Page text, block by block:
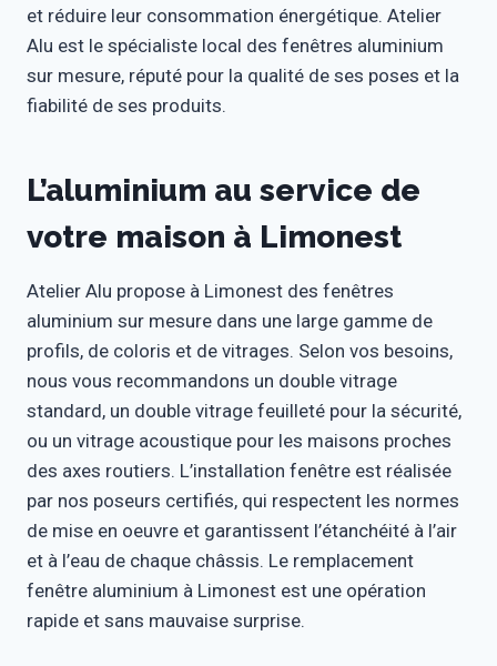
et réduire leur consommation énergétique. Atelier
Alu est le spécialiste local des fenêtres aluminium
sur mesure, réputé pour la qualité de ses poses et la
fiabilité de ses produits.
L’aluminium au service de
votre maison à Limonest
Atelier Alu propose à Limonest des fenêtres
aluminium sur mesure dans une large gamme de
profils, de coloris et de vitrages. Selon vos besoins,
nous vous recommandons un double vitrage
standard, un double vitrage feuilleté pour la sécurité,
ou un vitrage acoustique pour les maisons proches
des axes routiers. L’installation fenêtre est réalisée
par nos poseurs certifiés, qui respectent les normes
de mise en oeuvre et garantissent l’étanchéité à l’air
et à l’eau de chaque châssis. Le remplacement
fenêtre aluminium à Limonest est une opération
rapide et sans mauvaise surprise.